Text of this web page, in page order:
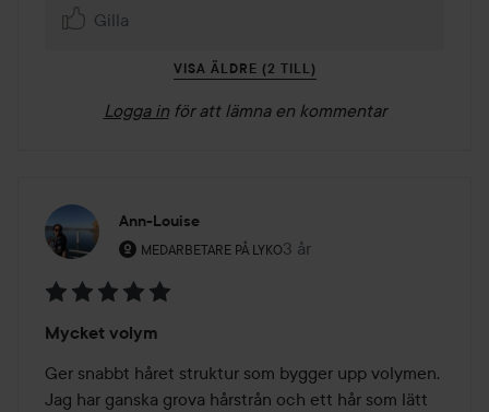
Gilla
VISA ÄLDRE (2 TILL)
Logga in för att lämna en kommentar
Ann-Louise
MEDARBETARE PÅ LYKO
Användarens roll: Medarbetare på Lyko.
3 år
Inlägget skapades 3 år
5
av
5
Mycket volym
Ger snabbt håret struktur som bygger upp volymen.
Jag har ganska grova hårstrån och ett hår som lätt